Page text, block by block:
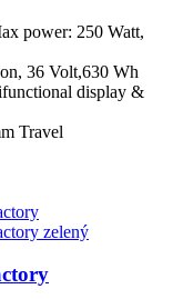
power: 250 Watt,
36 Volt,630 Wh
display &
Travel